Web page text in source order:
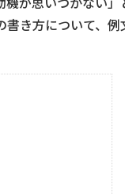
き方について、